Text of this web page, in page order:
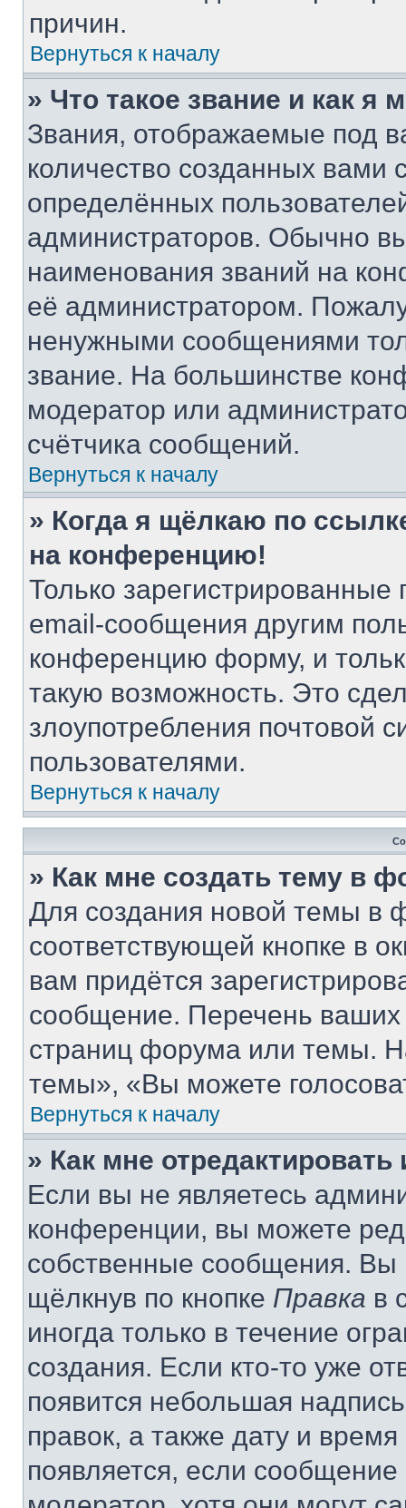
причин.
Вернуться к началу
» Что такое звание и как я
Звания, отображаемые под
количество созданных
определённых
администраторов. Обычно
наименования званий на
её администратором.
ненужными сообщениями
звание. На большинстве
модератор или
счётчика сообщений.
Вернуться к началу
» Когда я щёлкаю по
на конференцию!
Только зарегистрированные
email-сообщения другим
конференцию форму, и
такую возможность. Это
злоупотребления почтовой
пользователями.
Вернуться к началу
» Как мне создать тему в
Для создания новой темы в
соответствующей кнопке в
вам придётся
сообщение. Перечень ваших
страниц форума или темы.
темы», «Вы можете
Вернуться к началу
» Как мне
Если вы не являетесь
конференции, вы можете
собственные сообщения. Вы
щёлкнув по кнопке Правка в
иногда только в течение
создания. Если кто-то уже
появится небольшая
правок, а также дату и
появляется, если